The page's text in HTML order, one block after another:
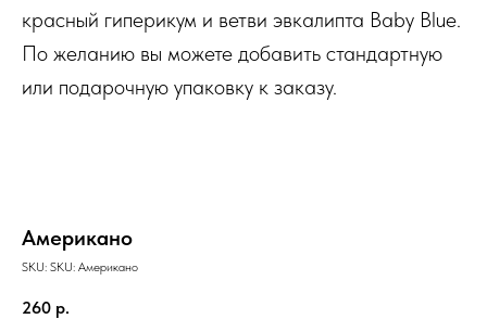
красный гиперикум и ветви эвкалипта Baby Blue.
По желанию вы можете добавить стандартную
или подарочную упаковку к заказу.
Американо
SKU: SKU: Американо
260 р.